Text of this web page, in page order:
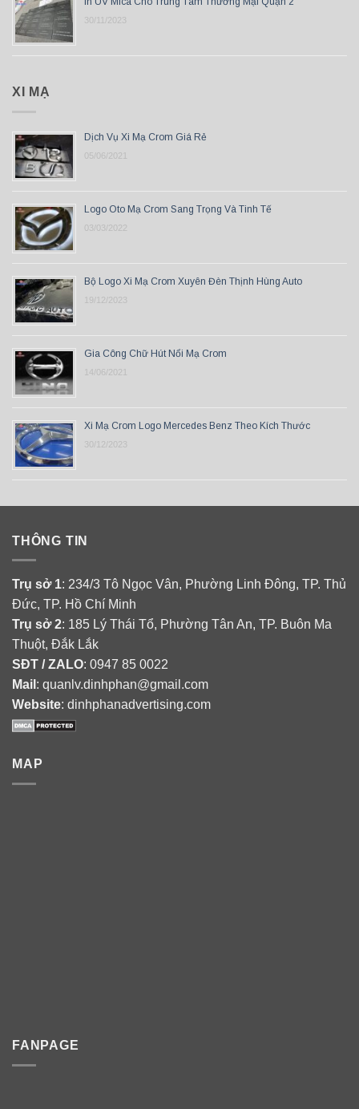
30/11/2023
XI MẠ
Dịch Vụ Xi Mạ Crom Giá Rẻ
05/06/2021
Logo Oto Mạ Crom Sang Trọng Và Tinh Tế
03/03/2022
Bộ Logo Xi Mạ Crom Xuyên Đèn Thịnh Hùng Auto
19/12/2023
Gia Công Chữ Hút Nổi Mạ Crom
14/06/2021
Xi Mạ Crom Logo Mercedes Benz Theo Kích Thước
30/12/2023
THÔNG TIN
Trụ sở 1: 234/3 Tô Ngọc Vân, Phường Linh Đông, TP. Thủ
Đức, TP. Hồ Chí Minh
Trụ sở 2: 185 Lý Thái Tổ, Phường Tân An, TP. Buôn Ma
Thuột, Đắk Lắk
SĐT / ZALO: 0947 85 0022
Mail : quanlv.dinhphan@gmail.com
Website: dinhphanadvertising.com
MAP
FANPAGE